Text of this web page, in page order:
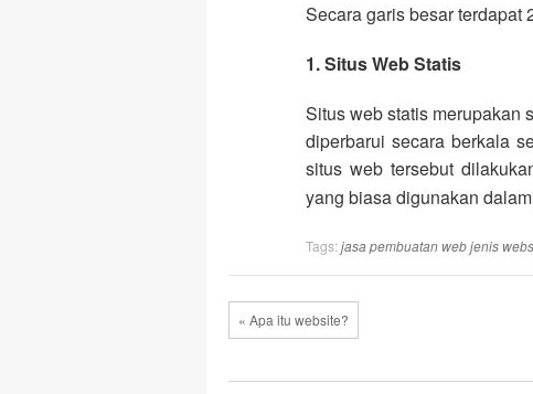
Secara garis besar terdapat
1. Situs Web Statis
Situs web statis merupakan
diperbarui secara berkala
situs web tersebut
yang biasa digunakan
Tags: jasa pembuatan webjenis
« Apa itu website?